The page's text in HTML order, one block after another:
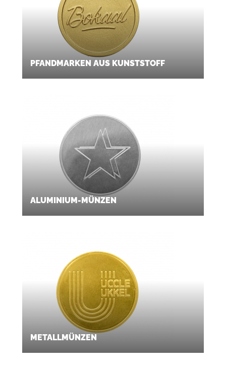
PFANDMARKEN AUS KUNSTSTOFF
ALUMINIUM-MÜNZEN
METALLMÜNZEN